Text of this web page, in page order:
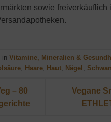
sowie freiverkäuflich
in Vitamine, Mineralien &
, Haare, Haut, Nägel ,
– 80
Vegane